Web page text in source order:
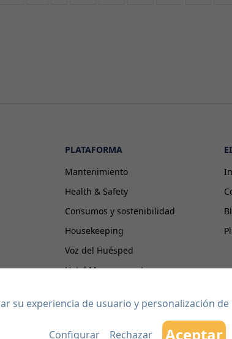
PLATAFORMA
Mantenimiento
Health & Safety
Consumos y sostenibilidad
Housekeeping
Voz del Huésped
Hotel Management
su experiencia de usuario y personalización
Configurar Rechazar Aceptar